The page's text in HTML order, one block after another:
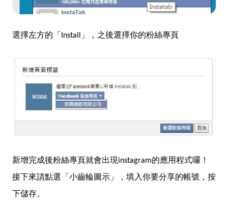
選擇左方的「Install」，之後選擇你的粉絲專頁
新增完成後粉絲專頁就會出現instagram的應用程式囉！
接下來請點選「小齒輪圖示」，填入你要分享的帳號，按
下儲存。